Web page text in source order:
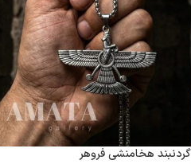
گردنبند هخامنشی فروهر